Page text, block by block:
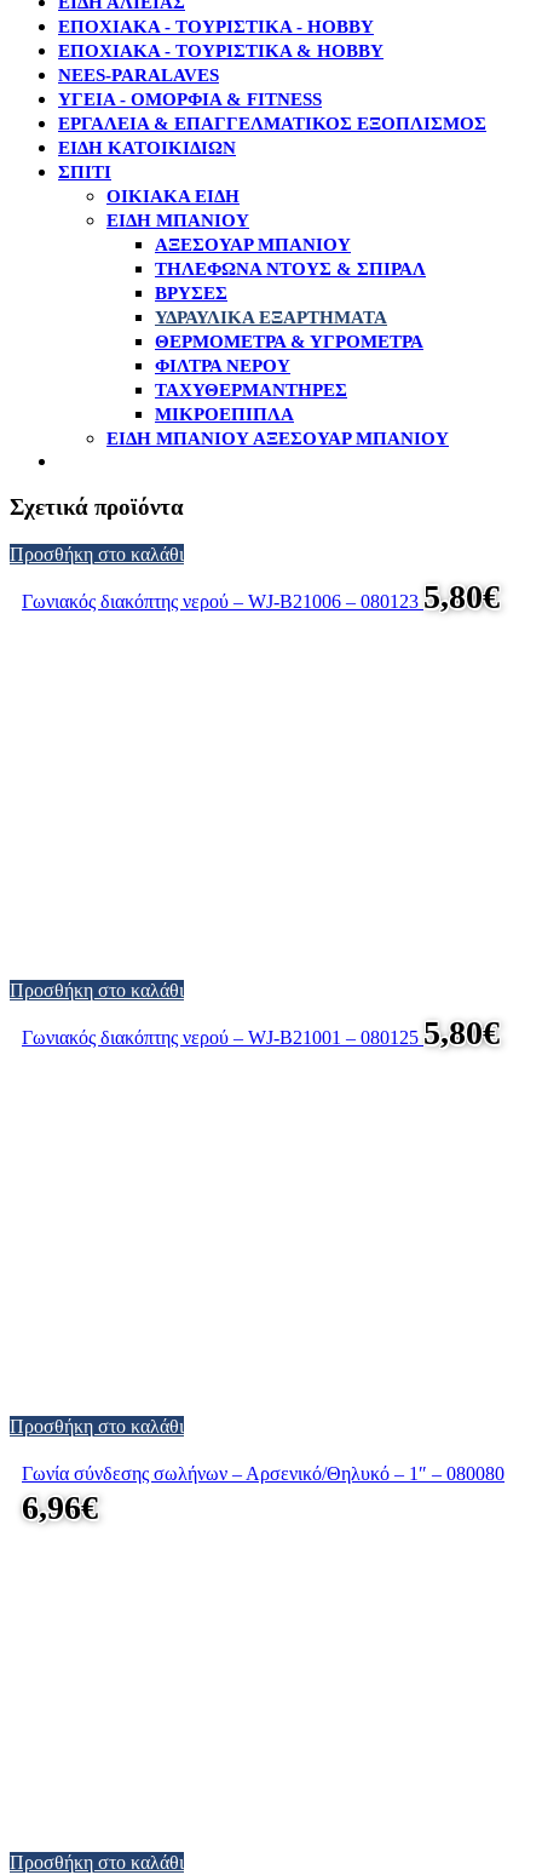
ΕΠΟΧΙΑΚΑ - ΤΟΥΡΙΣΤΙΚΑ - HOBBY
ΕΠΟΧΙΑΚΑ - ΤΟΥΡΙΣΤΙΚΑ & HOBBY
NEES-PARALAVES
ΥΓΕΙΑ - ΟΜΟΡΦΙΑ & FITNESS
ΕΡΓΑΛΕΙΑ & ΕΠΑΓΓΕΛΜΑΤΙΚΟΣ ΕΞΟΠΛΙΣΜΟΣ
ΕΙΔΗ ΚΑΤΟΙΚΙΔΙΩΝ
ΣΠΙΤΙ
ΟΙΚΙΑΚΆ ΕΊΔΗ
ΕΊΔΗ ΜΠΆΝΙΟΥ
ΑΞΕΣΟΥΆΡ ΜΠΆΝΙΟΥ
ΤΗΛΈΦΩΝΑ ΝΤΟΥΣ & ΣΠΙΡΆΛ
ΒΡΎΣΕΣ
ΥΔΡΑΥΛΙΚΆ ΕΞΑΡΤΉΜΑΤΑ
ΘΕΡΜΌΜΕΤΡΑ & ΥΓΡΌΜΕΤΡΑ
ΦΊΛΤΡΑ ΝΕΡΟΎ
ΤΑΧΥΘΕΡΜΑΝΤΉΡΕΣ
ΜΙΚΡΟΈΠΙΠΛΑ
ΕΊΔΗ ΜΠΆΝΙΟΥ ΑΞΕΣΟΥΆΡ ΜΠΆΝΙΟΥ
Σχετικά προϊόντα
Προσθήκη στο καλάθι
Γωνιακός διακόπτης νερού – WJ-B21006 – 080123 5,80€
Προσθήκη στο καλάθι
Γωνιακός διακόπτης νερού – WJ-B21001 – 080125 5,80€
Προσθήκη στο καλάθι
Γωνία σύνδεσης σωλήνων – Αρσενικό/Θηλυκό – 1″ – 080080
6,96€
Προσθήκη στο καλάθι